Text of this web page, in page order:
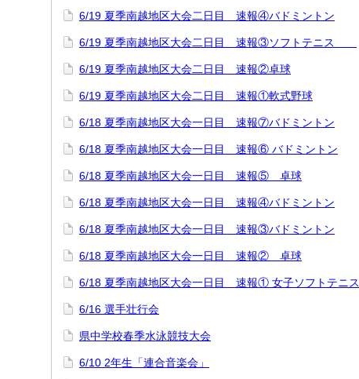
6/19 夏季南越地区大会二日目 速報④バドミントン
6/19 夏季南越地区大会二日目 速報③ソフトテニス
6/19 夏季南越地区大会二日目 速報②卓球
6/19 夏季南越地区大会二日目 速報①軟式野球
6/18 夏季南越地区大会一日目 速報⑦バドミントン
6/18 夏季南越地区大会一日目 速報⑥ バドミントン
6/18 夏季南越地区大会一日目 速報⑤ 卓球
6/18 夏季南越地区大会一日目 速報④バドミントン
6/18 夏季南越地区大会一日目 速報③バドミントン
6/18 夏季南越地区大会一日目 速報② 卓球
6/18 夏季南越地区大会一日目 速報① 女子ソフトテニス
6/16 選手壮行会
県中学校春季水泳競技大会
6/10 2年生「連合音楽会」